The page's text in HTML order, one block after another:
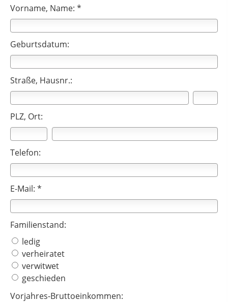
Vorname, Name: *
Geburtsdatum:
Straße, Hausnr.:
PLZ, Ort:
Telefon:
E-Mail: *
Familienstand:
ledig
verheiratet
verwitwet
geschieden
Vorjahres-Bruttoeinkommen: